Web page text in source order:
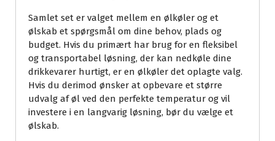
Samlet set er valget mellem en ølkøler og et
ølskab et spørgsmål om dine behov, plads og
budget. Hvis du primært har brug for en fleksibel
og transportabel løsning, der kan nedkøle dine
drikkevarer hurtigt, er en ølkøler det oplagte valg.
Hvis du derimod ønsker at opbevare et større
udvalg af øl ved den perfekte temperatur og vil
investere i en langvarig løsning, bør du vælge et
ølskab.